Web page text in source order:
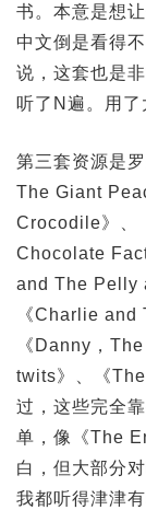
书。本意是想
中文倒是看得
说，这套也是
听了N遍。用了
第三套资源是
The Giant
Crocodile》、
Chocolate
and The Pelly
《Charlie and
《Danny，
twits》、《
过，这些完全
单，像《The
白，但大部分
我都听得津津